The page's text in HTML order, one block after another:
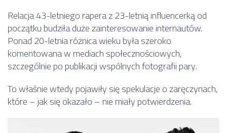
Relacja 43-letniego rapera z 23-letnią influencerką od
początku budziła duże zainteresowanie internautów.
Ponad 20-letnia różnica wieku była szeroko
komentowana w mediach społecznościowych,
szczególnie po publikacji wspólnych fotografii pary.
To właśnie wtedy pojawiły się spekulacje o zaręczynach,
które – jak się okazało – nie miały potwierdzenia.